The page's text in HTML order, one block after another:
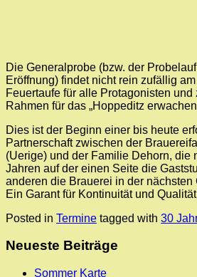
Die Generalprobe (bzw. der
Eröffnung) findet nicht rein zufällig
Feuertaufe für alle Protagonisten
Rahmen für das „Hoppeditz
Dies ist der Beginn einer bis heute
Partnerschaft zwischen der
(Uerige) und der Familie Dehorn, die
Jahren auf der einen Seite die
anderen die Brauerei in der nächsten
Ein Garant für Kontinuität und
Posted in Termine tagged with 30
Neueste Beiträge
Sommer Karte